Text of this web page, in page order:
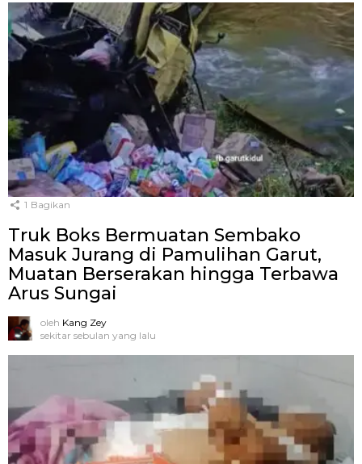
1 Bagikan
Truk Boks Bermuatan Sembako
Masuk Jurang di Pamulihan Garut,
Muatan Berserakan hingga Terbawa
Arus Sungai
oleh Kang Zey
sekitar sebulan yang lalu